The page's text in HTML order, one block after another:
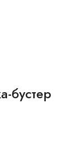
бустер